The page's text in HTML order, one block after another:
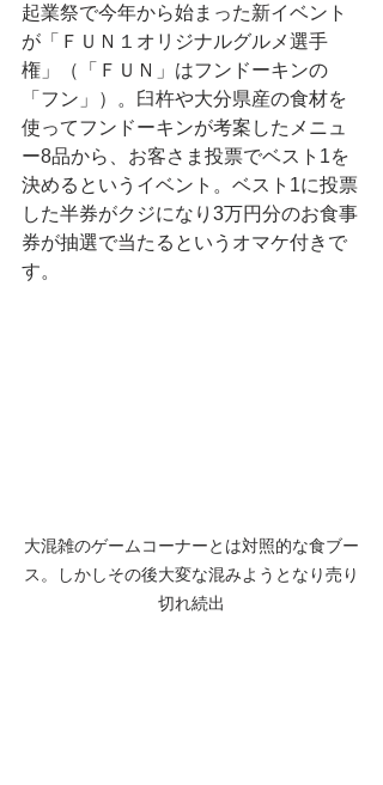
起業祭で今年から始まった新イベント
が「ＦＵＮ１オリジナルグルメ選手
権」（「ＦＵＮ」はフンドーキンの
「フン」）。臼杵や大分県産の食材を
使ってフンドーキンが考案したメニュ
ー8品から、お客さま投票でベスト1を
決めるというイベント。ベスト1に投票
した半券がクジになり3万円分のお食事
券が抽選で当たるというオマケ付きで
す。
大混雑のゲームコーナーとは対照的な食ブー
ス。しかしその後大変な混みようとなり売り
切れ続出